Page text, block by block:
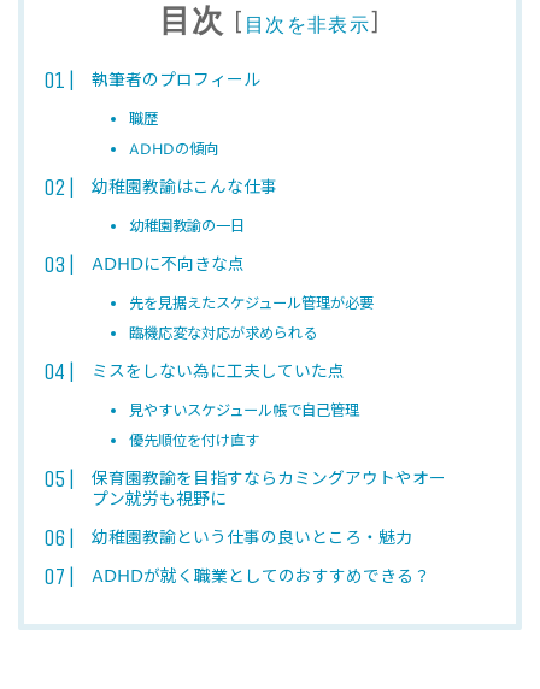
目次 [ 目次を非表示]
執筆者のプロフィール
職歴
ADHDの傾向
幼稚園教諭はこんな仕事
幼稚園教諭の一日
ADHDに不向きな点
先を見据えたスケジュール管理が必要
臨機応変な対応が求められる
ミスをしない為に工夫していた点
見やすいスケジュール帳で自己管理
優先順位を付け直す
保育園教諭を目指すならカミングアウトやオー
プン就労も視野に
幼稚園教諭という仕事の良いところ・魅力
ADHDが就く職業としてのおすすめできる？